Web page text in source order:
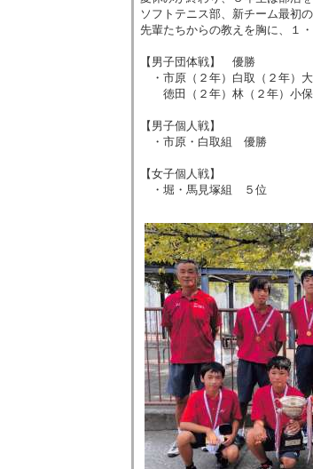
ソフトテニス部、新チーム最初の
先輩たちからの教えを胸に、１
【男子団体戦】 優勝
・市原（２年）白取（２年）大
徳田（２年）林（２年）小保
【男子個人戦】
・市原・白取組 優勝
【女子個人戦】
・堀・馬見塚組 ５位